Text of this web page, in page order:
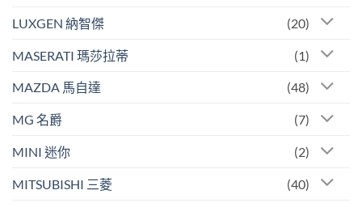
LUXGEN 納智傑 (20)
MASERATI 瑪莎拉蒂 (1)
MAZDA 馬自達 (48)
MG 名爵 (7)
MINI 迷你 (2)
MITSUBISHI 三菱 (40)